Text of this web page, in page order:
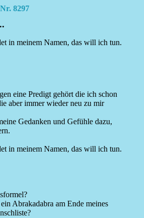
8297
in meinem Namen, das will ich tun.
eine Predigt gehört die ich schon
aber immer wieder neu zu mir
Gedanken und Gefühle dazu,
in meinem Namen, das will ich tun.
Abrakadabra am Ende meines